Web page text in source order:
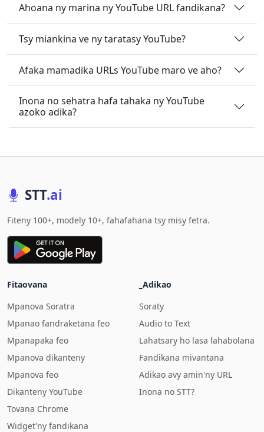
Ahoana ny marina ny YouTube URL fandikana?
Tsy miankina ve ny taratasy YouTube?
Afaka mamadika URLs YouTube maro ve aho?
Inona no sehatra hafa tahaka ny YouTube
azoko adika?
STT.ai
Fiteny 100+, modely 10+, fahafahana tsy misy fetra.
Fitaovana
Mpanova Soratra
Mpanao fandraketana feo
Mpanapaka feo
Mpanova dikanteny
Mpanova feo
Dikanteny YouTube
Tovana Chrome
Widget'ny fandikana
_Adikao
Soraty
Audio to Text
Lahatsary ho lasa lahabolana
Fandikana mivantana
Adikao avy amin'ny URL
Inona no STT?